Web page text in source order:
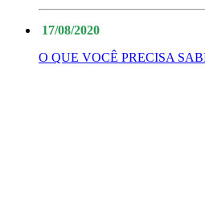
17/08/2020
O QUE VOCÊ PRECISA